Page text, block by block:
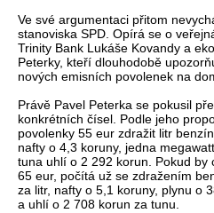
Ve své argumentaci přitom
stanoviska SPD. Opírá se o
Trinity Bank Lukáše Kovandy a
Peterky, kteří dlouhodobě
nových emisních povolenek na
Právě Pavel Peterka se pokusil
konkrétních čísel. Podle jeho
povolenky 55 eur zdražit litr
nafty o 4,3 koruny, jedna
tuna uhlí o 2 292 korun. Pokud by
65 eur, počítá už se zdražením
za litr, nafty o 5,1 koruny, plynu o
a uhlí o 2 708 korun za tunu.